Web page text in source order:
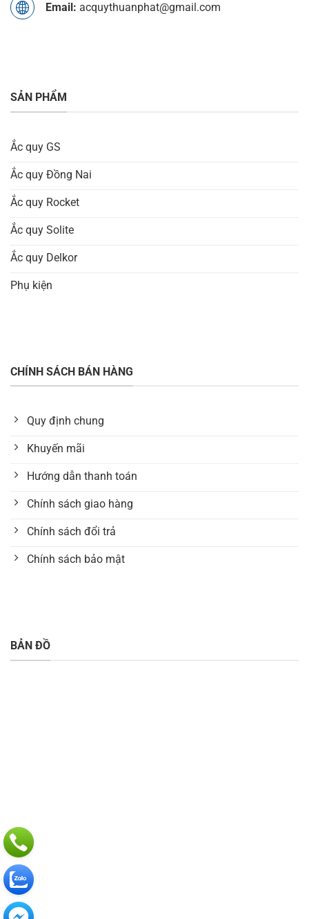
Email: acquythuanphat@gmail.com
SẢN PHẨM
Ắc quy GS
Ắc quy Đồng Nai
Ắc quy Rocket
Ắc quy Solite
Ắc quy Delkor
Phụ kiện
CHÍNH SÁCH BÁN HÀNG
Quy định chung
Khuyến mãi
Hướng dẫn thanh toán
Chính sách giao hàng
Chính sách đổi trả
Chính sách bảo mật
BẢN ĐỒ